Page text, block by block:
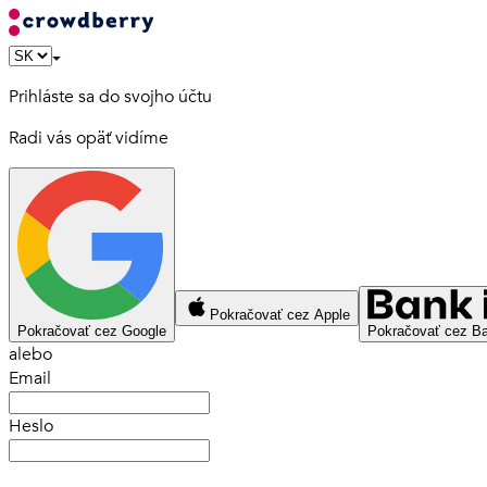
Prihláste sa do svojho účtu
Radi vás opäť vidíme
Pokračovať cez Google
Pokračovať cez Apple
Pokračovať cez
alebo
Email
Heslo